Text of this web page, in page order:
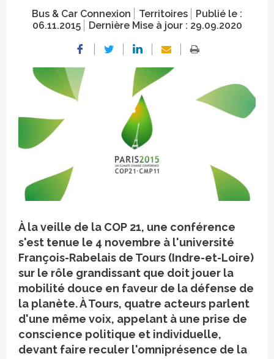
Bus & Car Connexion Territoires
Publié le :
06.11.2015
Dernière Mise à jour : 29.09.2020
Crédit photo
À la veille de la COP 21, une conférence
s'est tenue le 4 novembre à l'université
François-Rabelais de Tours (Indre-et-Loire)
sur le rôle grandissant que doit jouer la
mobilité douce en faveur de la défense de
la planète. À Tours, quatre acteurs parlent
d'une même voix, appelant à une prise de
conscience politique et individuelle,
devant faire reculer l'omniprésence de la